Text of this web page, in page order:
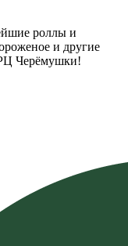
роллы и
и другие
Черёмушки!